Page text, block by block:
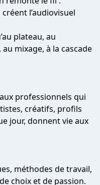
l’audiovisuel
plateau, au
mixage, à la cascade
professionnels qui
créatifs, profils
jour, donnent vie aux
méthodes de travail,
choix et de passion.